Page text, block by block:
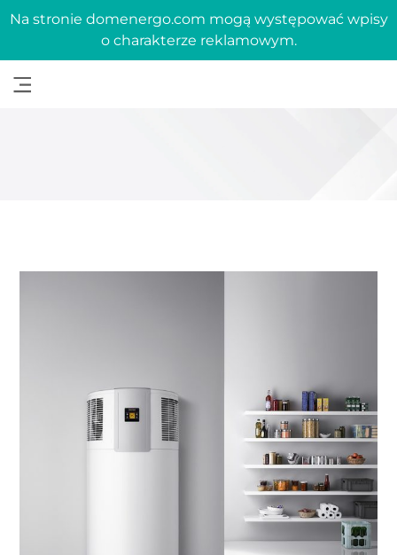
Na stronie domenergo.com mogą występować wpisy
o charakterze reklamowym.